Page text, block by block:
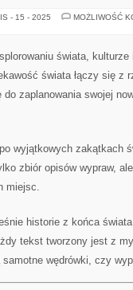
- 15 - 2025
MOŻLIWOŚĆ
świata,
świata łączy się z
zaplanowania swojej
wyjątkowych zakątkach
zbiór opisów wypraw,
miejsc.
historie z końca
tekst tworzony jest z
wędrówki, czy